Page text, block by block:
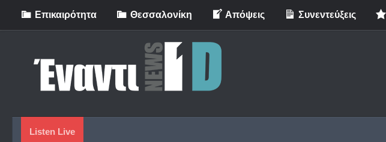
Skip to content
Eπικαιρότητα Θεσσαλονίκη Απόψεις Συνεντεύξεις
Listen Live